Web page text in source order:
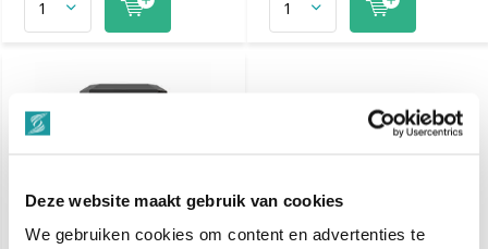
Deze website maakt gebruik van cookies
We gebruiken cookies om content en advertenties te